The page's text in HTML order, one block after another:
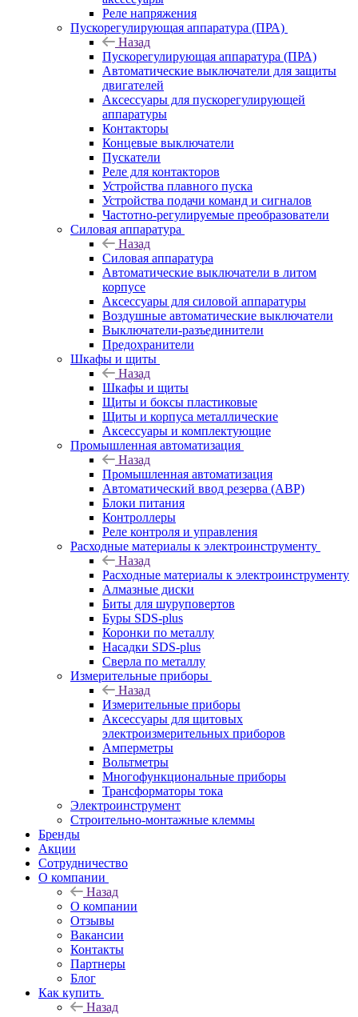
Реле напряжения
Пускорегулирующая аппаратура (ПРА)
Назад
Пускорегулирующая аппаратура (ПРА)
Автоматические выключатели для защиты
двигателей
Аксессуары для пускорегулирующей
аппаратуры
Контакторы
Концевые выключатели
Пускатели
Реле для контакторов
Устройства плавного пуска
Устройства подачи команд и сигналов
Частотно-регулируемые преобразователи
Силовая аппаратура
Назад
Силовая аппаратура
Автоматические выключатели в литом
корпусе
Аксессуары для силовой аппаратуры
Воздушные автоматические выключатели
Выключатели-разъединители
Предохранители
Шкафы и щиты
Назад
Шкафы и щиты
Щиты и боксы пластиковые
Щиты и корпуса металлические
Аксессуары и комплектующие
Промышленная автоматизация
Назад
Промышленная автоматизация
Автоматический ввод резерва (АВР)
Блоки питания
Контроллеры
Реле контроля и управления
Расходные материалы к электроинструменту
Назад
Расходные материалы к электроинструменту
Алмазные диски
Биты для шуруповертов
Буры SDS-plus
Коронки по металлу
Насадки SDS-plus
Сверла по металлу
Измерительные приборы
Назад
Измерительные приборы
Аксессуары для щитовых
электроизмерительных приборов
Амперметры
Вольтметры
Многофункциональные приборы
Трансформаторы тока
Электроинструмент
Строительно-монтажные клеммы
Бренды
Акции
Сотрудничество
О компании
Назад
О компании
Отзывы
Вакансии
Контакты
Партнеры
Блог
Как купить
Назад